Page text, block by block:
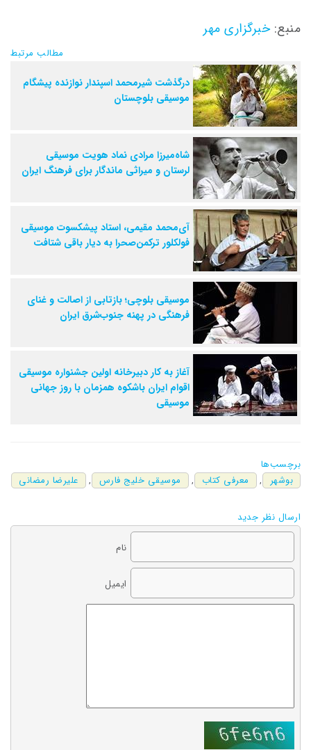
منبع:خبرگزاری مهر
مطالب مرتبط
درگذشت شیرمحمد اسپندار نوازنده پیشگام
موسیقی بلوچستان
شاه‌میرزا مرادی نماد هویت موسیقی
لرستان و میراثی ماندگار برای فرهنگ ایران
آی‌محمد مقیمی، استاد پیشکسوت موسیقی
فولکلور ترکمن‌صحرا به دیار باقی شتافت
موسیقی بلوچی؛ بازتابی از اصالت و غنای
فرهنگی در پهنه جنوب‌شرق ایران
آغاز به کار دبیرخانه اولین جشنواره موسیقی
اقوام ایران باشکوه همزمان با روز جهانی
موسیقی
برچسب‌ها
بوشهر
, معرفی کتاب , موسیقی خلیج فارس , علیرضا رمضانی
ارسال نظر جدید
نام
ایمیل